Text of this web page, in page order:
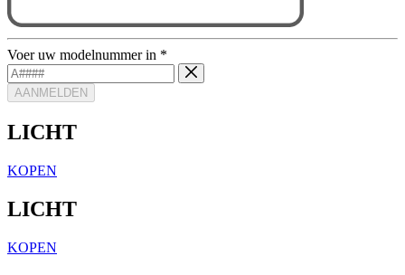
Voer uw modelnummer in *
AANMELDEN
LICHT
KOPEN
LICHT
KOPEN